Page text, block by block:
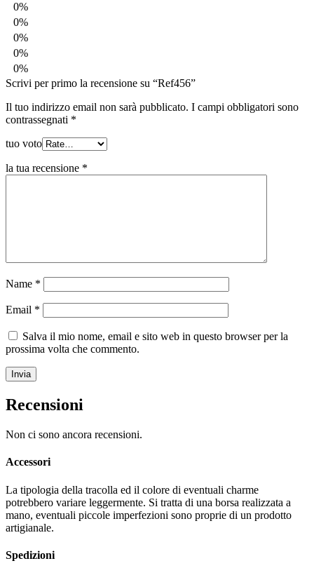
0%
0%
0%
0%
0%
Scrivi per primo la recensione su “Ref456”
Il tuo indirizzo email non sarà pubblicato. I campi obbligatori sono
contrassegnati *
tuo voto
la tua recensione *
Name *
Email *
Salva il mio nome, email e sito web in questo browser per la
prossima volta che commento.
Recensioni
Non ci sono ancora recensioni.
Accessori
La tipologia della tracolla ed il colore di eventuali charme
potrebbero variare leggermente. Si tratta di una borsa realizzata a
mano, eventuali piccole imperfezioni sono proprie di un prodotto
artigianale.
Spedizioni